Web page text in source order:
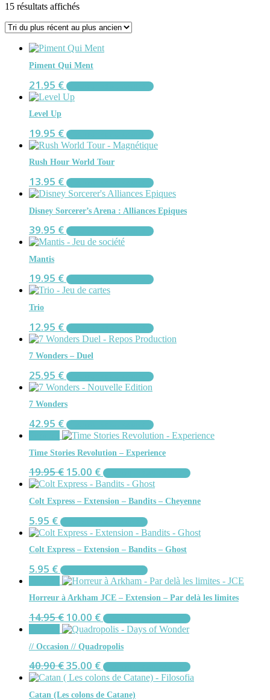
15 résultats affichésTrié
plus
au
plus
ancien
Piment Qui Ment
21.95 €
Level Up
19.95 €
Rush Hour World Tour
13.95 €
Disney Sorcerer’s Arena : Alliances Epiques
39.95 €
Mantis
19.95 €
Trio
12.95 €
7 Wonders – Duel
25.95 €
7 Wonders
42.95 €
Time Stories Revolution – Experience
19.95€ Le
prix
initial
était :
19.95 €.
15.00 €Le
prix
actuel
est :
15.00 €.
Colt Express – Extension – Bandits – Cheyenne
5.95 €
Colt Express – Extension – Bandits – Ghost
5.95 €
Horreur à Arkham JCE – Extension – Par delà les limites
14.95€ Le
prix
initial
était :
14.95 €.
10.00 €Le
prix
actuel
est :
10.00 €.
// Occasion // Quadropolis
40.90€ Le
prix
initial
était :
35.00 €Le
prix
actuel
est :
Catan (Les colons de Catane)